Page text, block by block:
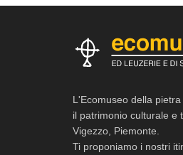
L'Ecomuseo della
il patrimonio culturale e
Vigezzo, Piemonte.
Ti proponiamo i nostri